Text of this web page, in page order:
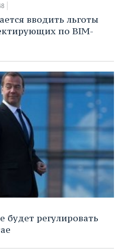
вводить льготы
по BIM-
будет регулировать